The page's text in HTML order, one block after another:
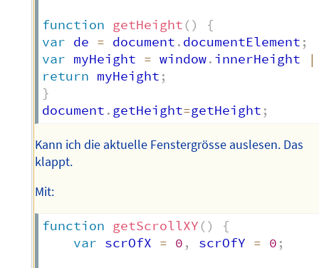
function getHeight ()
{
var de = document . documentElement ;
var myHeight = window. innerHeight
return myHeight ;
}
document . getHeight=getHeight ;
Kann ich die aktuelle Fenstergrösse auslesen. Das
klappt.
Mit:
function getScrollXY ()
{
var scrOfX = 0 , scrOfY = 0 ;